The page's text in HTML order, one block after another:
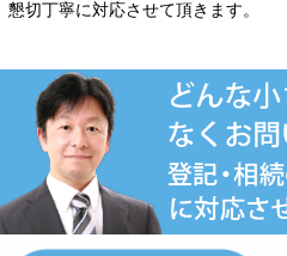
懇切丁寧に対応させて頂きます。